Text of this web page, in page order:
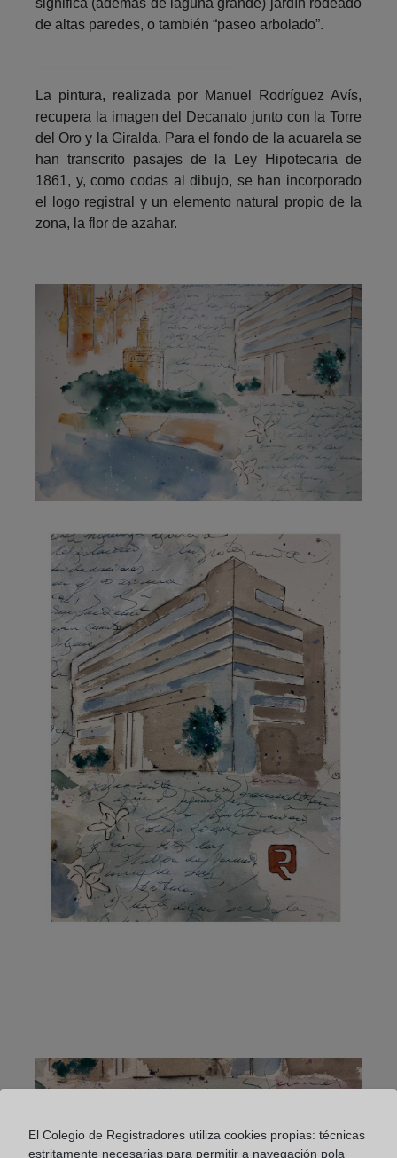
significa (además de laguna grande) jardín rodeado
de altas paredes, o también “paseo arbolado”.
La pintura, realizada por Manuel Rodríguez Avís,
recupera la imagen del Decanato junto con la Torre
del Oro y la Giralda. Para el fondo de la acuarela se
han transcrito pasajes de la Ley Hipotecaria de
1861, y, como codas al dibujo, se han incorporado
el logo registral y un elemento natural propio de la
zona, la flor de azahar.
El Colegio de Registradores utiliza cookies propias: técnicas
estritamente necesarias para permitir a navegación pola